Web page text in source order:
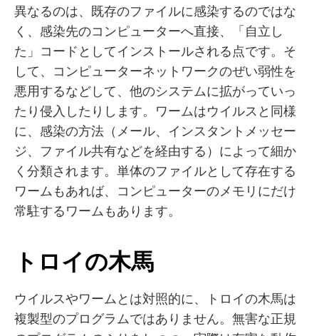
異なるのは、既存のファイルに感染するのではな
く、感染先のコンピューターへ直接、「自立し
た」コードとしてインストールされる点です。そ
して、コンピューターネットワークのぜい弱性を
悪用するなどして、他のシステムに拡がっていっ
たり侵入したりします。ワームはウイルスと同様
に、感染の方法（メール、インスタントメッセー
ジ、ファイル共有などを経由する）によって細か
く分類されます。単体のファイルとして存在する
ワームもあれば、コンピューターのメモリにだけ
常駐するワームもあります。
トロイの木馬
ウイルスやワームとは対照的に、トロイの木馬は
複製型のプログラムではありません。無害な正規